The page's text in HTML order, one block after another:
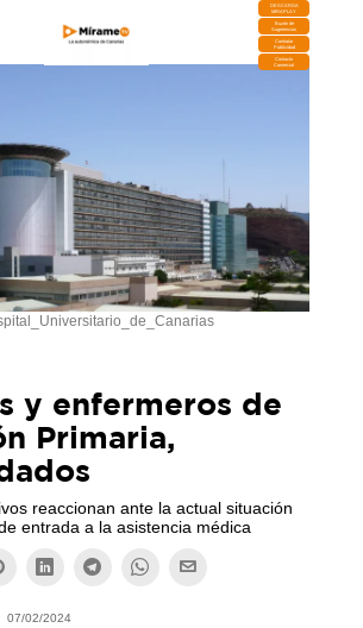
DESCARGA
MIRAPLAY
Buzón de
Sugerencias
Contratar
Publicidad
Contacto
Comercial
y enfermeros de
Primaria,
reaccionan ante la actual situación
entrada a la asistencia médica
07/02/2024